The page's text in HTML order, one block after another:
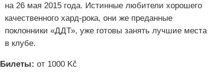
на 26 мая 2015 года. Истинные любители хорошего
качественного хард-рока, они же преданные
поклонники «ДДТ», уже готовы занять лучшие места
в клубе.
Билеты: от 1000 Kč